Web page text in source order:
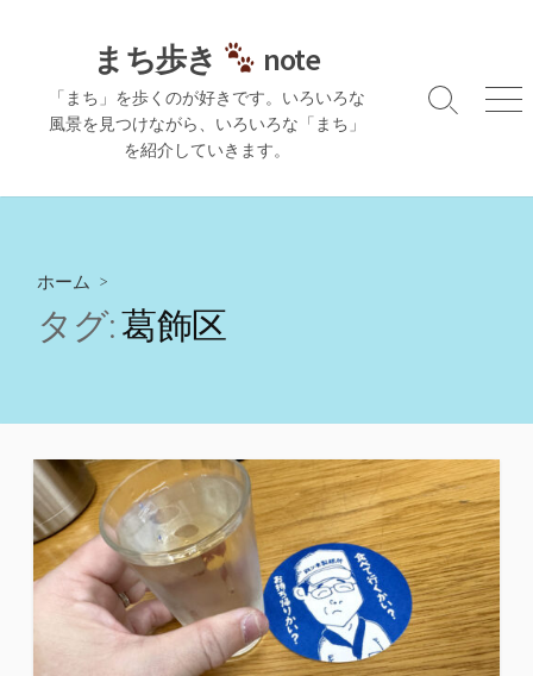
ス
まち歩き note
「まち」を歩くのが好きです。いろいろな
風景を見つけながら、いろいろな「まち」
を紹介していきます。
検
替
メ
ホーム >
タグ:葛飾区